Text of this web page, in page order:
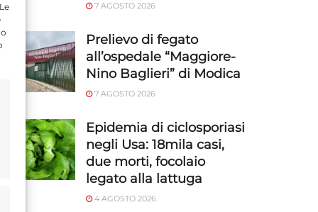
7 AGOSTO 2026
Prelievo di fegato
all’ospedale “Maggiore-
Nino Baglieri” di Modica
7 AGOSTO 2026
Epidemia di ciclosporiasi
negli Usa: 18mila casi,
due morti, focolaio
legato alla lattuga
4 AGOSTO 2026